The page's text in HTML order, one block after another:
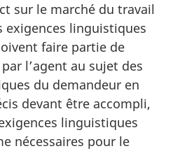
sur le marché du travail
exigences linguistiques
faire partie de
l’agent au sujet des
du demandeur en
devant être accompli,
linguistiques
nécessaires pour le